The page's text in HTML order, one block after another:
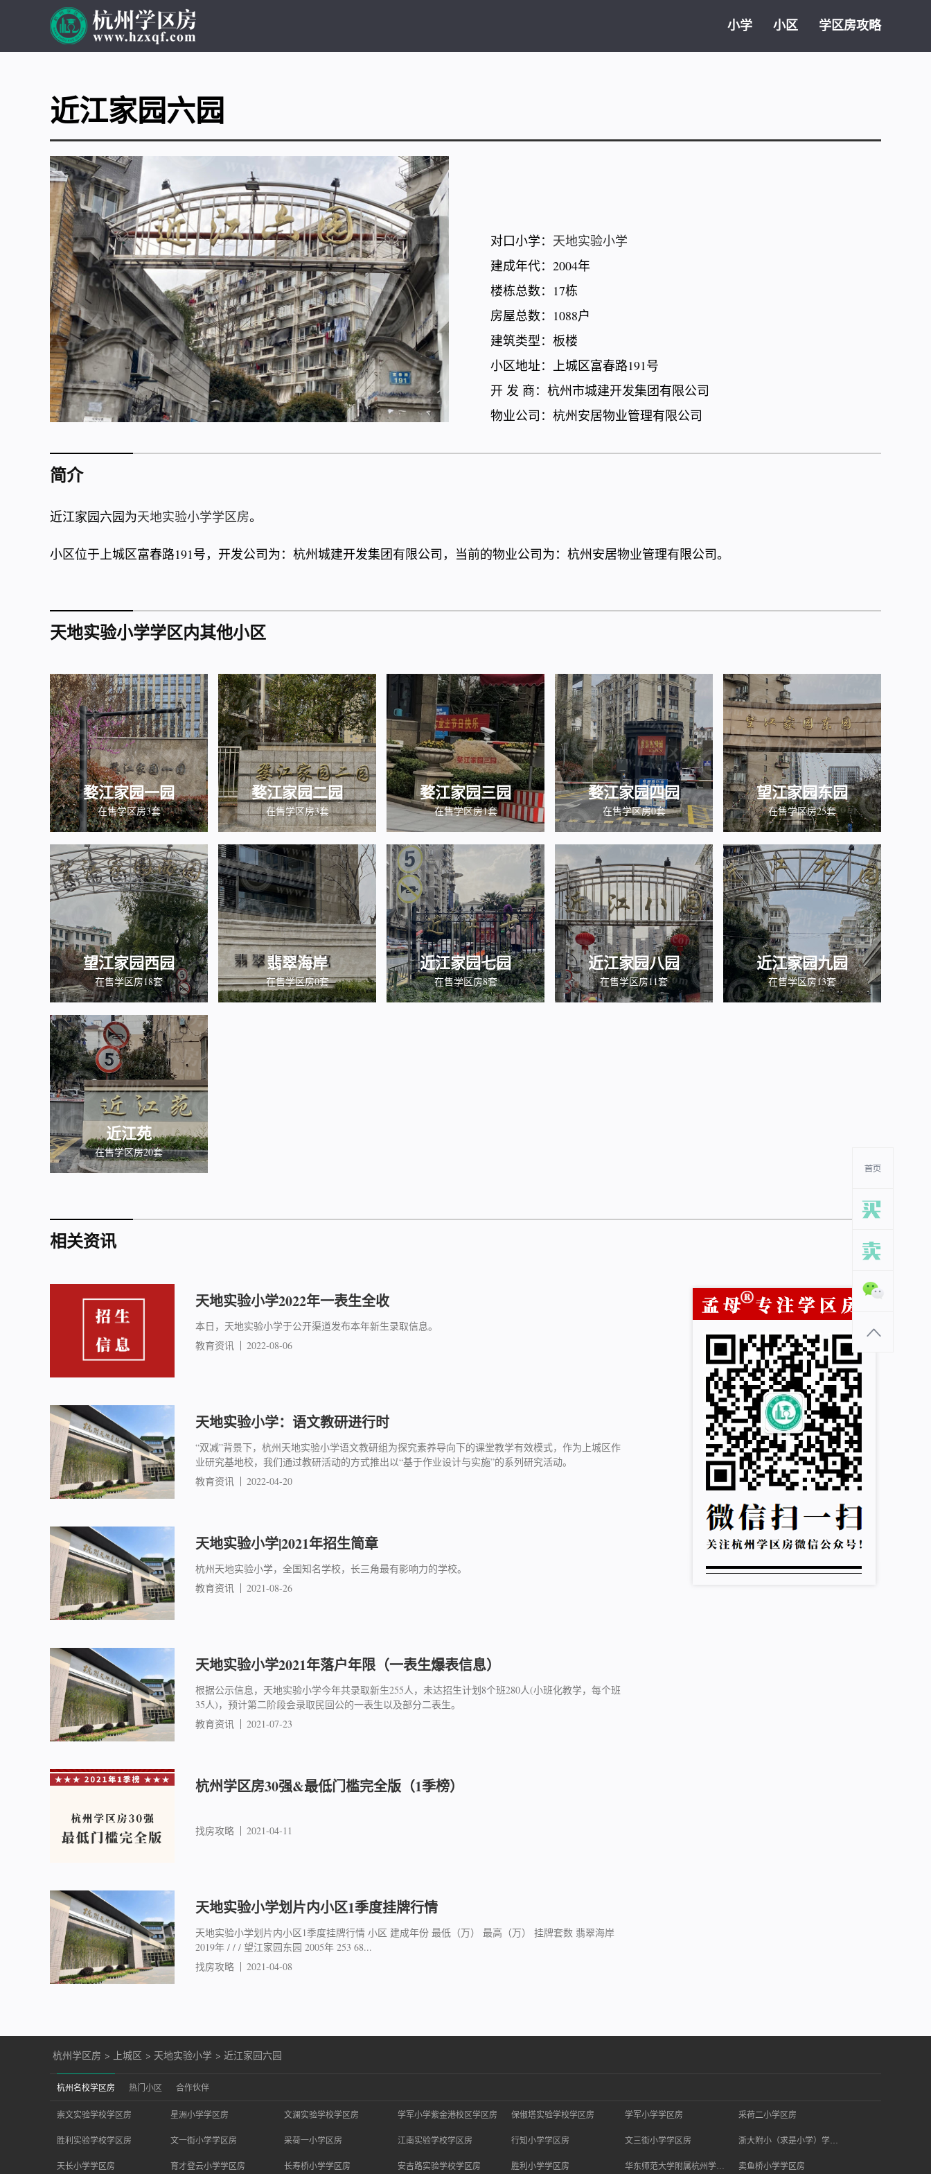
小学 小区 学区房攻略
近江家园六园
对口小学： 天地实验小学
建成年代：2004年
楼栋总数：17栋
房屋总数：1088户
建筑类型：板楼
小区地址：上城区富春路191号
开 发 商：杭州市城建开发集团有限公司
物业公司：杭州安居物业管理有限公司
简介
近江家园六园为天地实验小学学区房。
小区位于上城区富春路191号，开发公司为：杭州城建开发集团有限公司，当前的物业公司为：杭州安居物业管理有限公司。
天地实验小学学区内其他小区
婺江家园一园
在售学区房3套
婺江家园二园
在售学区房3套
婺江家园三园
在售学区房1套
婺江家园四园
在售学区房0套
望江家园东园
在售学区房25套
望江家园西园
在售学区房18套
翡翠海岸
在售学区房0套
近江家园七园
在售学区房8套
近江家园八园
在售学区房11套
近江家园九园
在售学区房13套
近江苑
在售学区房20套
相关资讯
天地实验小学2022年一表生全收
本日，天地实验小学于公开渠道发布本年新生录取信息。
教育资讯
2022-08-06
天地实验小学：语文教研进行时
“双减”背景下，杭州天地实验小学语文教研组为探究素养导向下的课堂教学有效模式，作为上城区作
业研究基地校，我们通过教研活动的方式推出以“基于作业设计与实施”的系列研究活动。
教育资讯
2022-04-20
天地实验小学|2021年招生简章
杭州天地实验小学，全国知名学校，长三角最有影响力的学校。
教育资讯
2021-08-26
天地实验小学2021年落户年限（一表生爆表信息）
根据公示信息，天地实验小学今年共录取新生255人，未达招生计划8个班280人(小班化教学，每个班
35人)，预计第二阶段会录取民回公的一表生以及部分二表生。
教育资讯
2021-07-23
杭州学区房30强&最低门槛完全版（1季榜）
找房攻略 2021-04-11
天地实验小学划片内小区1季度挂牌行情
天地实验小学划片内小区1季度挂牌行情 小区 建成年份 最低（万） 最高（万） 挂牌套数 翡翠海岸
2019年 / / / 望江家园东园 2005年 253 68...
找房攻略
2021-04-08
杭州学区房 > 上城区 > 天地实验小学 > 近江家园六园
杭州名校学区房 热门小区 合作伙伴
崇文实验学校学区房 星洲小学学区房 文澜实验学校学区房 学军小学紫金港校区学区房 保俶塔实验学校学区房 学军小学学区房 采荷二小学区房
胜利实验学校学区房 文一街小学学区房 采荷一小学区房 江南实验学校学区房 行知小学学区房 文三街小学学区房
天长小学学区房 育才登云小学学区房 长寿桥小学学区房 安吉路实验学校学区房 胜利小学学区房 卖鱼桥小学学区房